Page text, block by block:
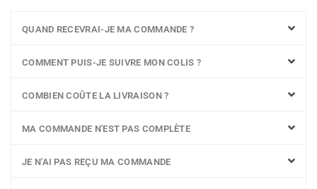
QUAND RECEVRAI-JE MA COMMANDE ?
COMMENT PUIS-JE SUIVRE MON COLIS ?
COMBIEN COÛTE LA LIVRAISON ?
MA COMMANDE N'EST PAS COMPLÈTE
JE N'AI PAS REÇU MA COMMANDE